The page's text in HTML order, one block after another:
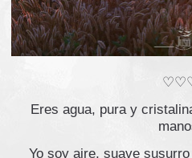
Eres agua, pura y
Yo soy aire, suave